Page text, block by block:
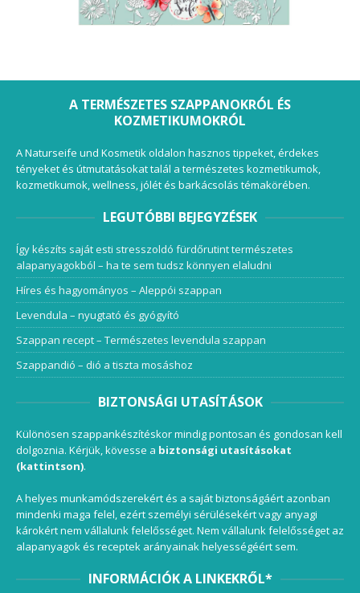
A TERMÉSZETES SZAPPANOKRÓL ÉS
KOZMETIKUMOKRÓL
A Naturseife und Kosmetik oldalon hasznos tippeket, érdekes
tényeket és útmutatásokat talál a természetes kozmetikumok,
kozmetikumok, wellness, jólét és barkácsolás témakörében.
LEGUTÓBBI BEJEGYZÉSEK
Így készíts saját esti stresszoldó fürdőrutint természetes
alapanyagokból – ha te sem tudsz könnyen elaludni
Híres és hagyományos – Aleppói szappan
Levendula – nyugtató és gyógyító
Szappan recept – Természetes levendula szappan
Szappandió – dió a tiszta mosáshoz
BIZTONSÁGI UTASÍTÁSOK
Különösen szappankészítéskor mindig pontosan és gondosan kell
dolgoznia. Kérjük, kövesse a biztonsági utasításokat
(kattintson).
A helyes munkamódszerekért és a saját biztonságáért azonban
mindenki maga felel, ezért személyi sérülésekért vagy anyagi
károkért nem vállalunk felelősséget. Nem vállalunk felelősséget az
alapanyagok és receptek arányainak helyességéért sem.
INFORMÁCIÓK A LINKEKRŐL*